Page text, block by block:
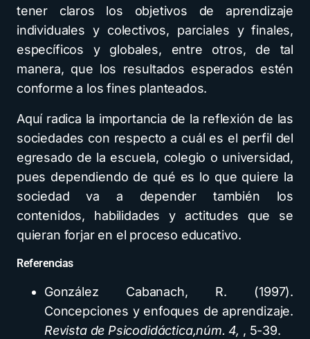
tener claros los objetivos de aprendizaje
individuales y colectivos, parciales y finales,
específicos y globales, entre otros, de tal
manera, que los resultados esperados estén
conforme a los fines planteados.
Aquí radica la importancia de la reflexión de las
sociedades con respecto a cuál es el perfil del
egresado de la escuela, colegio o universidad,
pues dependiendo de qué es lo que quiere la
sociedad va a depender también los
contenidos, habilidades y actitudes que se
quieran forjar en el proceso educativo.
Referencias
González Cabanach, R. (1997).
Concepciones y enfoques de aprendizaje.
Revista de Psicodidáctica,núm. 4, , 5-39.